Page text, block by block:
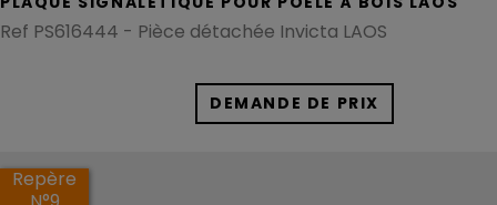
Ref PS616444 - Pièce détachée Invicta LAOS
DEMANDE DE PRIX
Repère